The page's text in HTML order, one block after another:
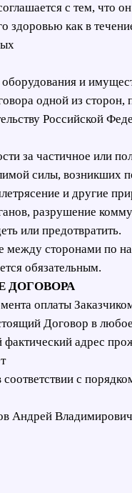
с тем, что
здоровью как в
оборудования и
одной из сторон,
Российской
за частичное или
силы, возникших
и другие
разрушение
или предотвратить.
между сторонами по
обязательным.
ДОГОВОРА
оплаты
Договор в
адрес
с
Андрей